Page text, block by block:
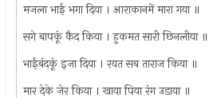
मजला भाई भगा दिया । आराकानमें मारा गया ॥
सगे बापकूं कैद किया । हुकमत सारी छिनलीया ॥
भाईबंदकूं इजा दिया । रयत सब ताराज किया ॥
मार देके जेर किया । खाया पिया रंग उडाया ॥